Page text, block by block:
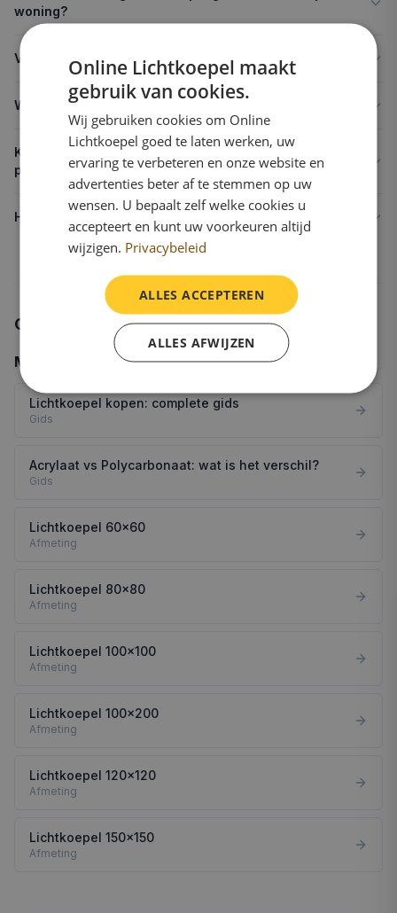
woning?
Voorkomt een driewandige lichtkoepel condens?
Wat kost een driewandige lichtkoepel?
Kan ik een driewandige lichtkoepel in acrylaat of
polycarbonaat kiezen?
Hoe lang gaat een driewandige lichtkoepel mee?
Gerelateerde onderwerpen
Meer informatie
Lichtkoepel kopen: complete gids
Gids
Acrylaat vs Polycarbonaat: wat is het verschil?
Gids
Lichtkoepel 60x60
Afmeting
Lichtkoepel 80x80
Afmeting
Lichtkoepel 100x100
Afmeting
Lichtkoepel 100x200
Afmeting
Lichtkoepel 120x120
Afmeting
Lichtkoepel 150x150
Afmeting
Online Lichtkoepel maakt
gebruik van cookies.
Wij gebruiken cookies om Online
Lichtkoepel goed te laten werken, uw
ervaring te verbeteren en onze website en
advertenties beter af te stemmen op uw
wensen. U bepaalt zelf welke cookies u
accepteert en kunt uw voorkeuren altijd
wijzigen. Privacybeleid
ALLES ACCEPTEREN
ALLES AFWIJZEN